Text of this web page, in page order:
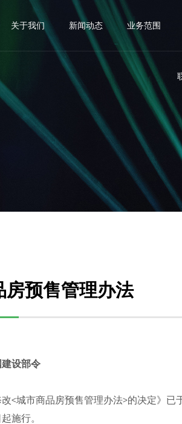
关于我们 新闻动态 业务范围
房预售管理办法
设部令
改<城市商品房预售管理办法>的决定》
施行。